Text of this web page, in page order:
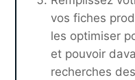
vos fiches
les optimiser
et pouvoir
recherches